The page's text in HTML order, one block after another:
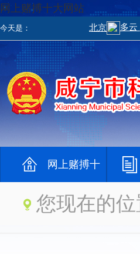
网上赌搏十大网站
今天是：
网上赌搏十
大网站 钱网
您现在的位